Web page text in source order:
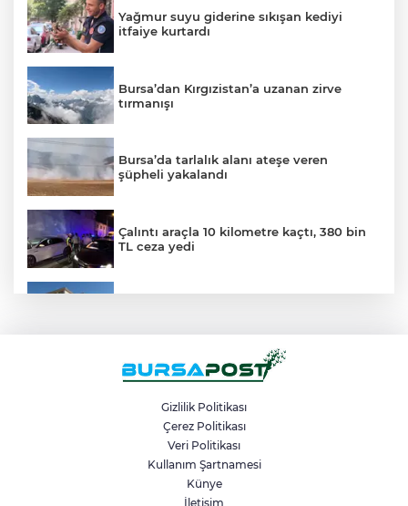
Yağmur suyu giderine sıkışan kediyi
itfaiye kurtardı
Bursa’dan Kırgızistan’a uzanan zirve
tırmanışı
Bursa’da tarlalık alanı ateşe veren
şüpheli yakalandı
Çalıntı araçla 10 kilometre kaçtı, 380 bin
TL ceza yedi
Bursa’da 530 yıllık sünnet geleneği
Bursa’da zihinsel engelli adamdan haber
alınamıyor
Gizlilik Politikası
Çerez Politikası
Veri Politikası
Kullanım Şartnamesi
Künye
İletişim